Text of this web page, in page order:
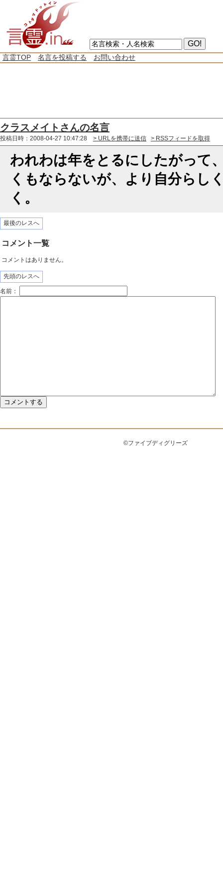
言霊TOP 名言を投稿する お問い合わせ
クラスメイトさんの名言
投稿日時：2008-04-27 10:47:28 > URLを携帯に送信 > RSSフィードを取得
われわは年をとるにしたがって
くもならないが、より自分らし
く。
最後のレスへ
コメント一覧
コメントはありません。
先頭のレスへ
名前：
©ファイブディグリーズ